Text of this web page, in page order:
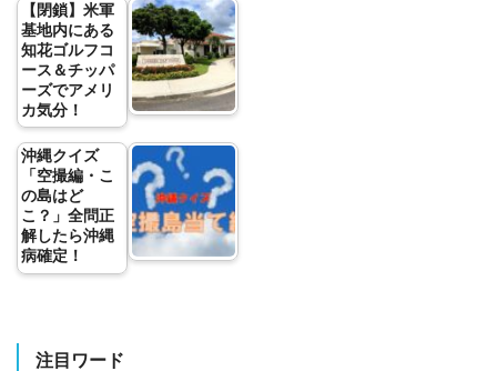
【閉鎖】米軍
基地内にある
知花ゴルフコ
ース＆チッパ
ーズでアメリ
カ気分！
沖縄クイズ
「空撮編・こ
の島はど
こ？」全問正
解したら沖縄
病確定！
注目ワード